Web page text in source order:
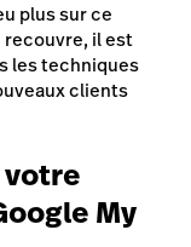
plus sur ce
recouvre, il est
les techniques
clients
votre
My